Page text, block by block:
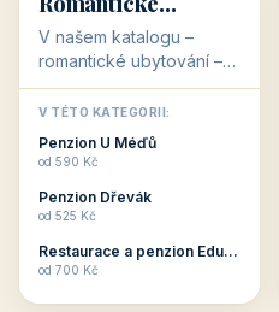
ubytování
V našem katalogu –
romantické ubytování –
jsou pro Vás připraveny
objekty, které svojí
stavbou, polohou anebo
zaměřením nabízí
Romantické ...
V TÉTO KATEGORII:
Penzion U Méďů
od 590 Kč
Penzion Dřevák
od 525 Kč
Restaurace a penzion Eduard
od 700 Kč
👥